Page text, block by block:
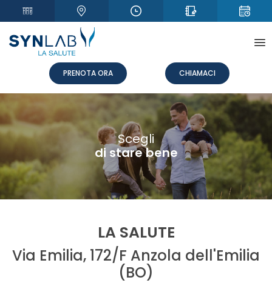
PRENOTA ORA CHIAMACI
Scegli
di stare bene
LA SALUTE
Via Emilia, 172/F Anzola dell'Emilia
(BO)